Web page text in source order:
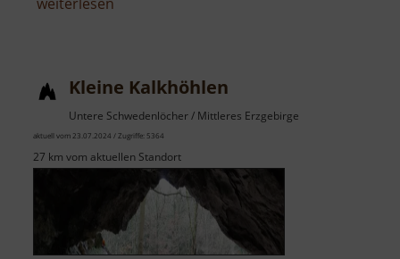
Kleine Kalkhöhlen
Untere Schwedenlöcher / Mittleres Erzgebirge
aktuell vom 23.07.2024 / Zugriffe: 5364
27 km vom aktuellen Standort